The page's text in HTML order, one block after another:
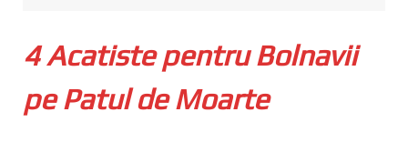
4 Acatiste pentru Bolnavii
pe Patul de Moarte